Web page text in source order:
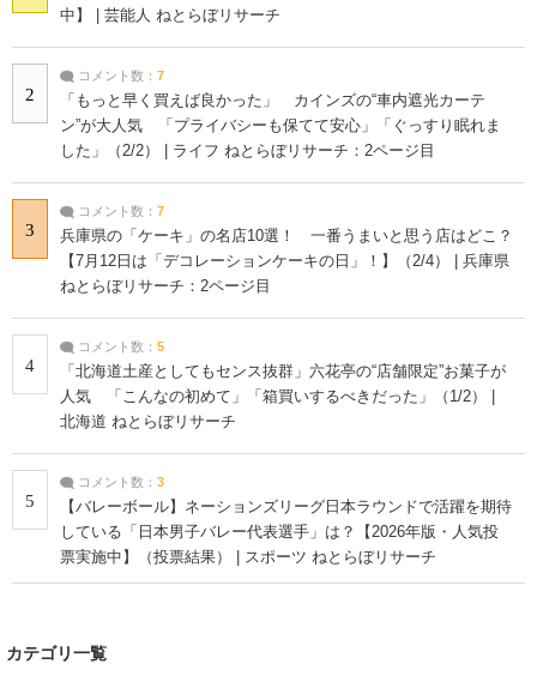
中】 | 芸能人 ねとらぼリサーチ
2
コメント数： 7
「もっと早く買えば良かった」 カインズの“車内遮光カーテ
ン”が大人気 「プライバシーも保てて安心」「ぐっすり眠れま
した」（2/2） | ライフ ねとらぼリサーチ：2ページ目
3
コメント数： 7
兵庫県の「ケーキ」の名店10選！ 一番うまいと思う店はどこ？
【7月12日は「デコレーションケーキの日」！】（2/4） | 兵庫県
ねとらぼリサーチ：2ページ目
4
コメント数： 5
「北海道土産としてもセンス抜群」六花亭の“店舗限定”お菓子が
人気 「こんなの初めて」「箱買いするべきだった」（1/2） |
北海道 ねとらぼリサーチ
5
コメント数： 3
【バレーボール】ネーションズリーグ日本ラウンドで活躍を期待
している「日本男子バレー代表選手」は？【2026年版・人気投
票実施中】（投票結果） | スポーツ ねとらぼリサーチ
カテゴリ一覧